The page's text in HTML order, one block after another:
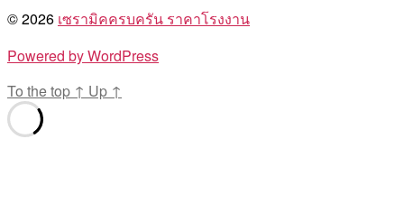
© 2026 เซรามิคครบครัน ราคาโรงงาน
Powered by WordPress
To the top ↑ Up ↑